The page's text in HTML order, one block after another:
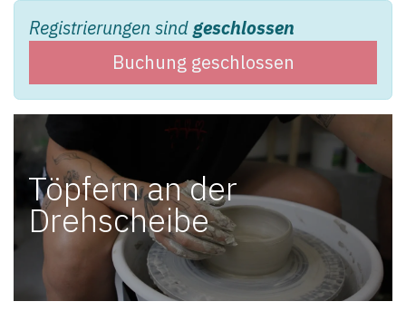
Registrierungen sindgeschlossen
Buchung geschlossen
Töpfern an der
Drehscheibe